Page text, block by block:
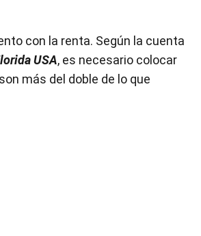
con la renta. Según la cuenta
USA, es necesario colocar
más del doble de lo que